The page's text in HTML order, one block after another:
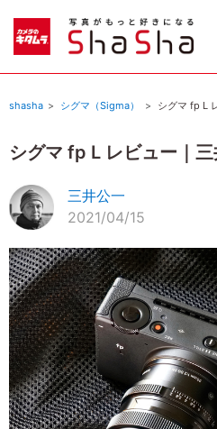
shasha シグマ（Sigma） シグマ fp L
シグマ fp L レビュー｜
三井公一
2021/04/15